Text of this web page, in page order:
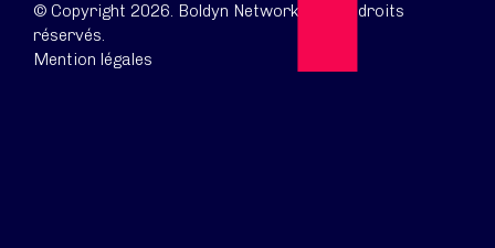
© Copyright 2026. Boldyn Networks. Tous droits
réservés.
Mention légales